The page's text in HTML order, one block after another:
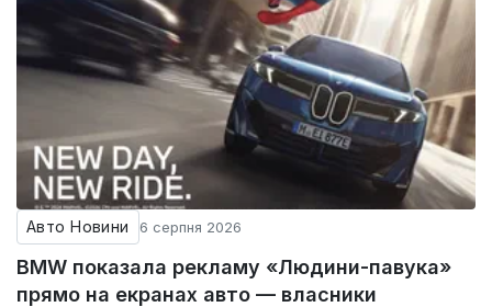
Авто Новини 6 серпня 2026
BMW показала рекламу «Людини-павука»
прямо на екранах авто — власники